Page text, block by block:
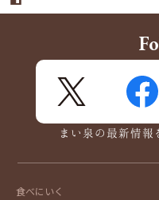
まい泉の最新情報
食べにいく